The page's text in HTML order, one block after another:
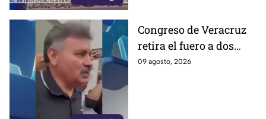
Congreso de Veracruz
retira el fuero a dos
alcaldes; revelan
09 agosto, 2026